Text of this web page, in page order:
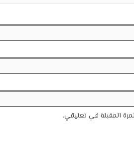
المقبلة في تعليقي.